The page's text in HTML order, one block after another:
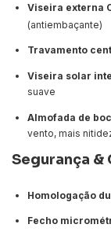
Viseira externa
(antiembaçante)
Travamento
Viseira solar
suave
Almofada de
vento, mais
Segurança
Homologação
Fecho